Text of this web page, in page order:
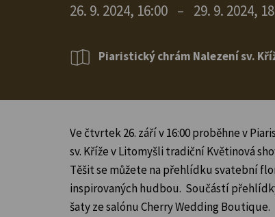
26. 9. 2024, 16:00 – 29. 9. 2024,
Piaristický chrám Nalezení sv.
Ve čtvrtek 26. září v 16:00 proběhne v
sv. Kříže v Litomyšli tradiční Květinová
Těšit se můžete na přehlídku svatební
inspirovaných hudbou. Součástí
šaty ze salónu Cherry Wedding Boutique.